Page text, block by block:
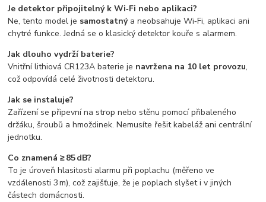
Je detektor připojitelný k Wi‑Fi nebo aplikaci?
Ne, tento model je samostatnýa neobsahuje Wi‑Fi, aplikaci ani
chytré funkce. Jedná se o klasický detektor kouře s alarmem.
Jak dlouho vydrží baterie?
Vnitřní lithiová CR123A baterie je navržena na 10 let provozu,
což odpovídá celé životnosti detektoru.
Jak se instaluje?
Zařízení se připevní na strop nebo stěnu pomocí přibaleného
držáku, šroubů a hmoždinek. Nemusíte řešit kabeláž ani centrální
jednotku.
Co znamená ≥ 85 dB?
To je úroveň hlasitosti alarmu při poplachu (měřeno ve
vzdálenosti 3 m), což zajišťuje, že je poplach slyšet i v jiných
částech domácnosti.